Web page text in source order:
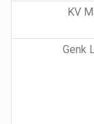
KV
Genk